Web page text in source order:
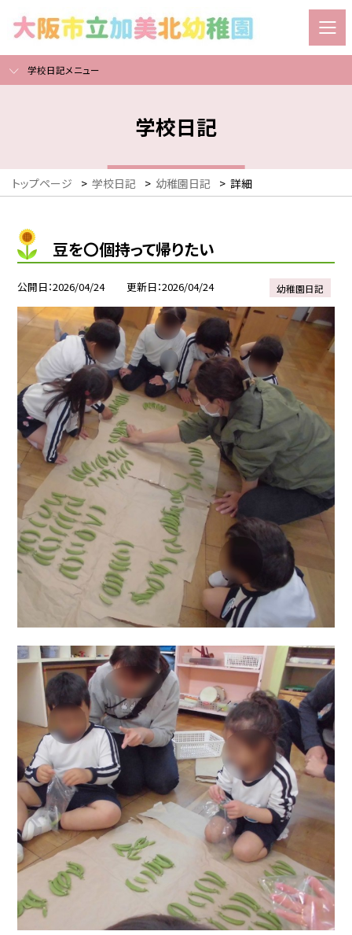
学校日記メニュー
学校日記
トップページ > 学校日記 > 幼稚園日記 > 詳細
豆を〇個持って帰りたい
公開日 2026/04/24 更新日 2026/04/24 幼稚園日記